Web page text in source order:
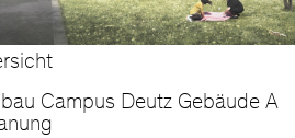
Campus Deutz Gebäude A